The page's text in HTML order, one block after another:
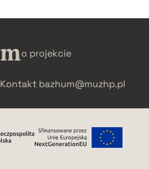
o projekcie
Kontakt bazhum@muzhp.pl